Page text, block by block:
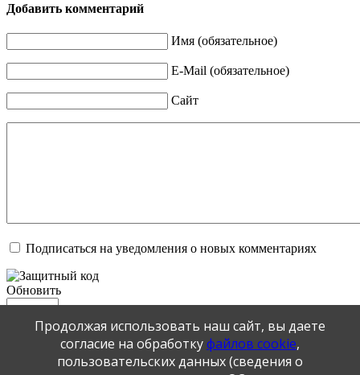
Добавить комментарий
Имя (обязательное)
E-Mail (обязательное)
Сайт
Подписаться на уведомления о новых комментариях
Обновить
Отправить
JComments
Продолжая использовать наш сайт, вы даете
согласие на обработкуфайлов cookie,
пользовательских данных (сведения о